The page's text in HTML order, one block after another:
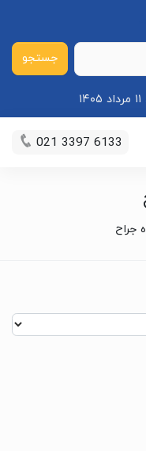
جستجو
021 3397 6133
جراح